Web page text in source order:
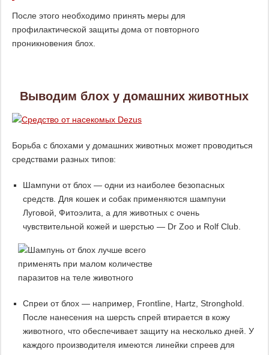
После этого необходимо принять меры для
профилактической защиты дома от повторного
проникновения блох.
Выводим блох у домашних животных
Борьба с блохами у домашних животных может проводиться
средствами разных типов:
Шампуни от блох — одни из наиболее безопасных
средств. Для кошек и собак применяются шампуни
Луговой, Фитоэлита, а для животных с очень
чувствительной кожей и шерстью — Dr Zoo и Rolf Club.
Спреи от блох — например, Frontline, Hartz, Stronghold.
После нанесения на шерсть спрей втирается в кожу
животного, что обеспечивает защиту на несколько дней. У
каждого производителя имеются линейки спреев для